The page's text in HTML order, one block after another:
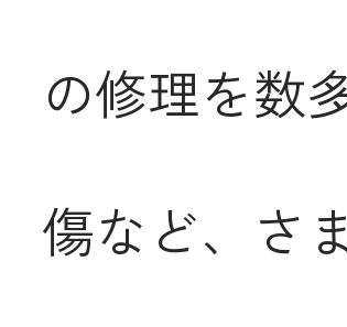
の修理を数
傷など、さ